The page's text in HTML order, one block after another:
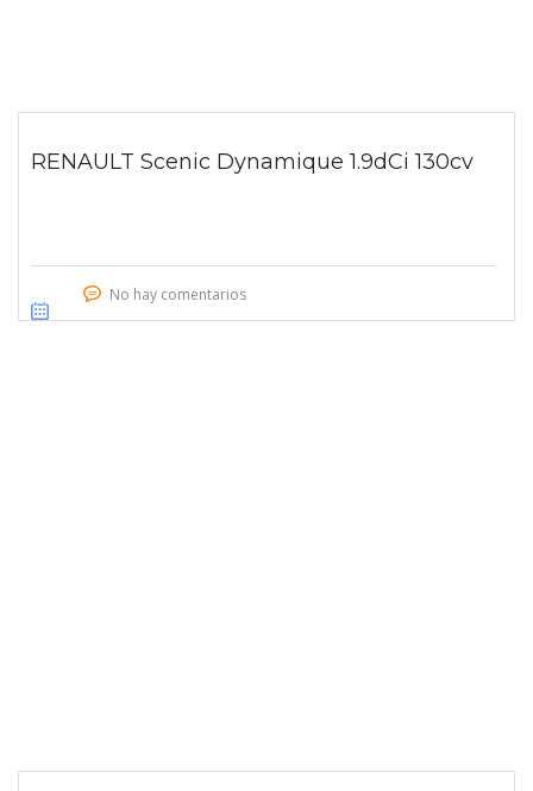
RENAULT Scenic Dynamique 1.9dCi 130cv
No hay comentarios